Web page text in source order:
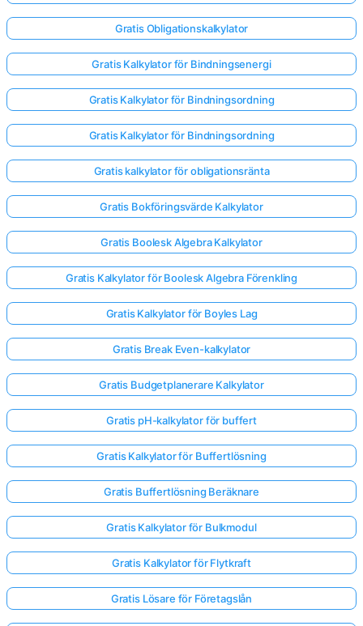
Gratis Obligationskalkylator
Gratis Kalkylator för Bindningsenergi
Gratis Kalkylator för Bindningsordning
Gratis Kalkylator för Bindningsordning
Gratis kalkylator för obligationsränta
Gratis Bokföringsvärde Kalkylator
Gratis Boolesk Algebra Kalkylator
Gratis Kalkylator för Boolesk Algebra Förenkling
Gratis Kalkylator för Boyles Lag
Gratis Break Even-kalkylator
Gratis Budgetplanerare Kalkylator
Gratis pH-kalkylator för buffert
Gratis Kalkylator för Buffertlösning
Gratis Buffertlösning Beräknare
Gratis Kalkylator för Bulkmodul
Gratis Kalkylator för Flytkraft
Gratis Lösare för Företagslån